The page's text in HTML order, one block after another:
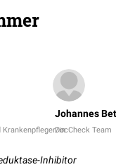
Krankenpfleger/in
Johannes
DocCheck Team
Inhibitor